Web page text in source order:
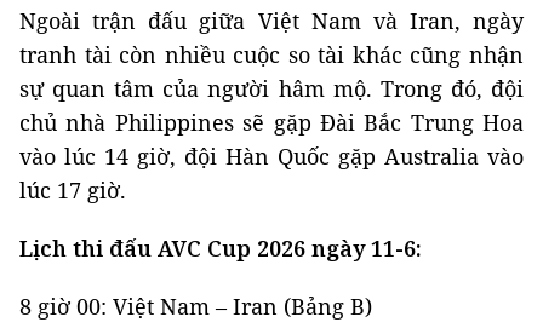
Ngoài trận đấu giữa Việt Nam và Iran, ngày
tranh tài còn nhiều cuộc so tài khác cũng nhận
sự quan tâm của người hâm mộ. Trong đó, đội
chủ nhà Philippines sẽ gặp Đài Bắc Trung Hoa
vào lúc 14 giờ, đội Hàn Quốc gặp Australia vào
lúc 17 giờ.
Lịch thi đấu AVC Cup 2026 ngày 11-6:
8 giờ 00: Việt Nam – Iran (Bảng B)